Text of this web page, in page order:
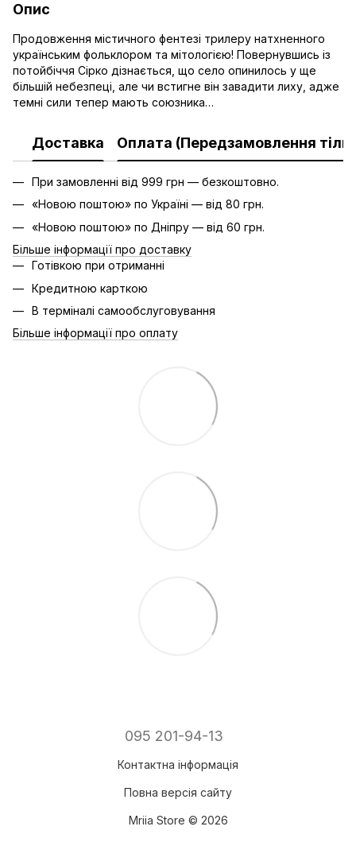
Опис
Продовження містичного фентезі трилеру натхненного
українським фольклором та мітологією! Повернувшись із
потойбіччя Сірко дізнається, що село опинилось у ще
більшій небезпеці, але чи встигне він завадити лиху, адже
темні сили тепер мають союзника…
Доставка Оплата (Передзамовлення
При замовленні від 999 грн — безкоштовно.
«Новою поштою» по Україні — від 80 грн.
«Новою поштою» по Дніпру — від 60 грн.
Більше інформації про доставку
Готівкою при отриманні
Кредитною карткою
В терміналі самообслуговування
Більше інформації про оплату
095 201-94-13
Контактна інформація
Повна версія сайту
Mriia Store © 2026